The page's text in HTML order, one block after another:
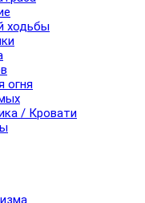
ходьбы
огня
/ Кровати